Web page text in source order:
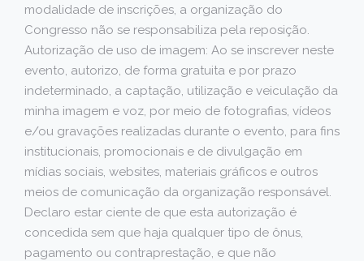
modalidade de inscrições, a organização do
Congresso não se responsabiliza pela reposição.
Autorização de uso de imagem: Ao se inscrever neste
evento, autorizo, de forma gratuita e por prazo
indeterminado, a captação, utilização e veiculação da
minha imagem e voz, por meio de fotografias, vídeos
e/ou gravações realizadas durante o evento, para fins
institucionais, promocionais e de divulgação em
mídias sociais, websites, materiais gráficos e outros
meios de comunicação da organização responsável.
Declaro estar ciente de que esta autorização é
concedida sem que haja qualquer tipo de ônus,
pagamento ou contraprestação, e que não